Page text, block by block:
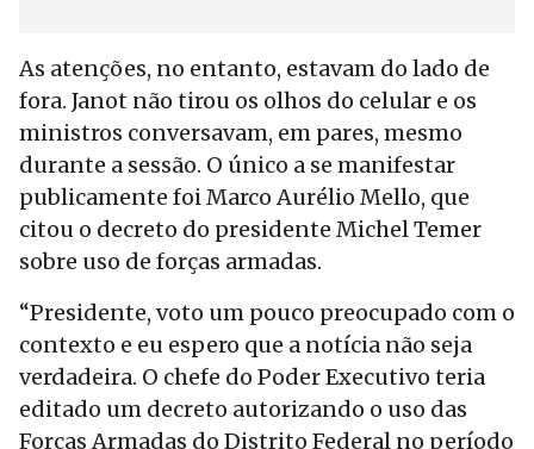
As atenções, no entanto, estavam do lado de
fora. Janot não tirou os olhos do celular e os
ministros conversavam, em pares, mesmo
durante a sessão. O único a se manifestar
publicamente foi Marco Aurélio Mello, que
citou o decreto do presidente Michel Temer
sobre uso de forças armadas.
“Presidente, voto um pouco preocupado com o
contexto e eu espero que a notícia não seja
verdadeira. O chefe do Poder Executivo teria
editado um decreto autorizando o uso das
Forças Armadas do Distrito Federal no período